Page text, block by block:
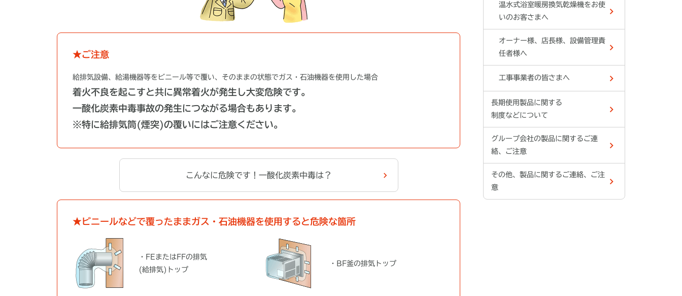
★ご注意
給排気設備、給湯機器等をビニール等で覆い、そのままの状態でガス・石油機器を使用した場合
着火不良を起こすと共に異常着火が発生し大変危険です。
一酸化炭素中毒事故の発生につながる場合もあります。
※特に給排気筒(煙突)の覆いにはご注意ください。
こんなに危険です！一酸化炭素中毒は？
★ビニールなどで覆ったままガス・石油機器を使用すると危険な箇所
・FEまたはFFの排気
(給排気)トップ
・BF釜の排気トップ
温水式浴室暖房換気乾燥機をお使
いのお客さまへ
オーナー様、店長様、設備管理責
任者様へ
工事事業者の皆さまへ
長期使用製品に関する
制度などについて
グループ会社の製品に関するご連
絡、ご注意
その他、製品に関するご連絡、ご注
意